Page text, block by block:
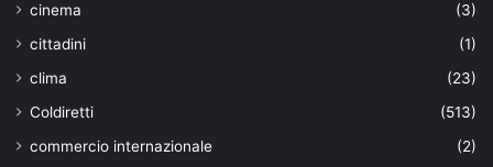
cinema
(3)
cittadini
(1)
clima
(23)
Coldiretti
(513)
commercio internazionale
(2)